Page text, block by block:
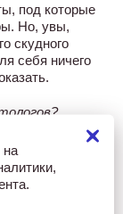
под которые
Но, увы,
скудного
себя ничего
и конкурсанты
то песка
-
на